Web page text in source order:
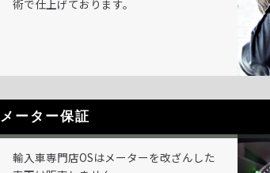
術で仕上げております。
メーター保証
輸入車専門店OSはメーターを改ざんした